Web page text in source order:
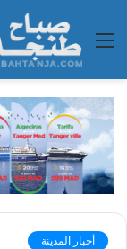
القائمة
أخبار المدينة